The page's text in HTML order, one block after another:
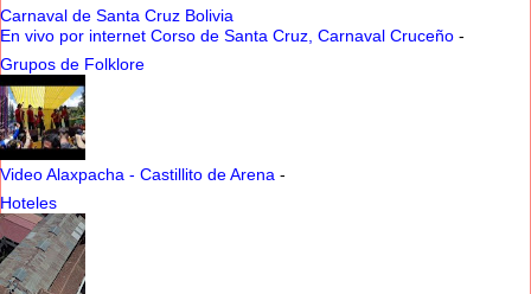
Carnaval de Santa Cruz Bolivia
En vivo por internet Corso de Santa Cruz, Carnaval Cruceño -
Grupos de Folklore
Video Alaxpacha - Castillito de Arena -
Hoteles